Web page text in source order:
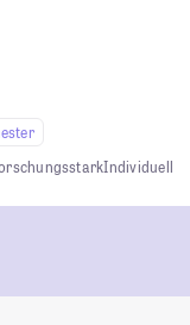
Individuell